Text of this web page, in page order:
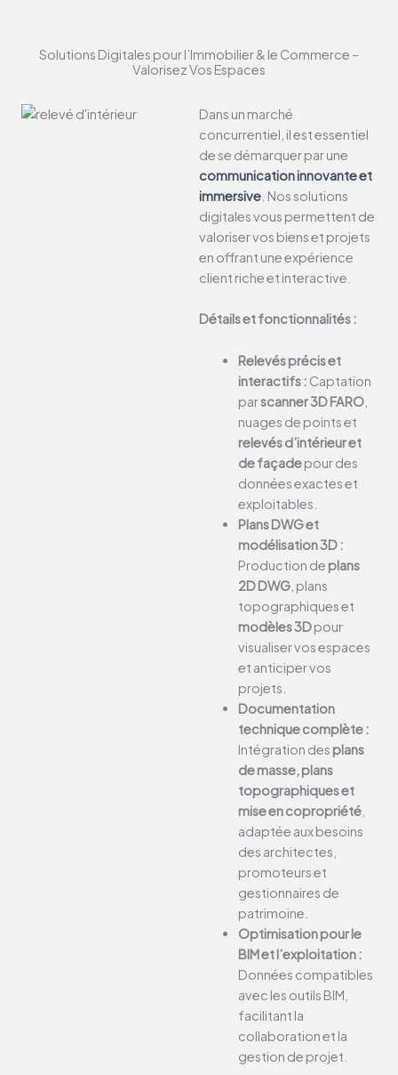
Solutions Digitales pour l’Immobilier & le Commerce –
Valorisez Vos Espaces
Dans un marché
concurrentiel, il est essentiel
de se démarquer par une
communication innovante et
immersive . Nos solutions
digitales vous permettent de
valoriser vos biens et projets
en offrant une expérience
client riche et interactive.
Détails et fonctionnalités :
Relevés précis et
interactifs : Captation
parscanner 3D FARO,
nuages de points et
relevés d’intérieur et
de façadepour des
données exactes et
exploitables.
Plans DWG et
modélisation 3D :
Production de plans
2D DWG, plans
topographiques et
modèles 3Dpour
visualiser vos espaces
et anticiper vos
projets.
Documentation
technique complète :
Intégration des plans
de masse, plans
topographiques et
mise en copropriété,
adaptée aux besoins
des architectes,
promoteurs et
gestionnaires de
patrimoine.
Optimisation pour le
BIM et l’exploitation :
Données compatibles
avec les outils BIM,
facilitant la
collaboration et la
gestion de projet.